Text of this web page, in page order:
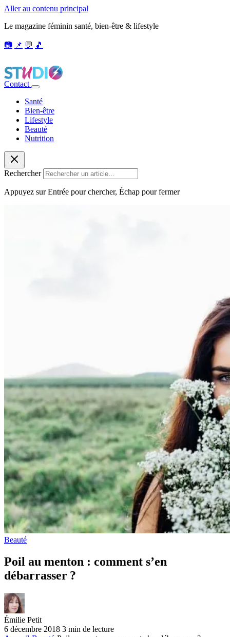
Aller au contenu principal
Le magazine féminin santé, bien-être & lifestyle
📷 📌 💬 🎵
Contact
Santé
Bien-être
Lifestyle
Beauté
Nutrition
Rechercher
Appuyez sur Entrée pour chercher, Échap pour fermer
Beauté
Poil au menton : comment s’en
débarrasser ?
Émilie Petit
6 décembre 2018 3 min de lecture